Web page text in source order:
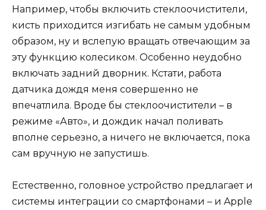
Например, чтобы включить стеклоочистители,
кисть приходится изгибать не самым удобным
образом, ну и вслепую вращать отвечающим за
эту функцию колесиком. Особенно неудобно
включать задний дворник. Кстати, работа
датчика дождя меня совершенно не
впечатлила. Вроде бы стеклоочистители – в
режиме «Авто», и дождик начал поливать
вполне серьезно, а ничего не включается, пока
сам вручную не запустишь.
Естественно, головное устройство предлагает и
системы интеграции со смартфонами – и Apple